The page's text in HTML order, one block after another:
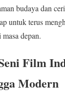
budaya dan
untuk terus
depan.
Film
Modern